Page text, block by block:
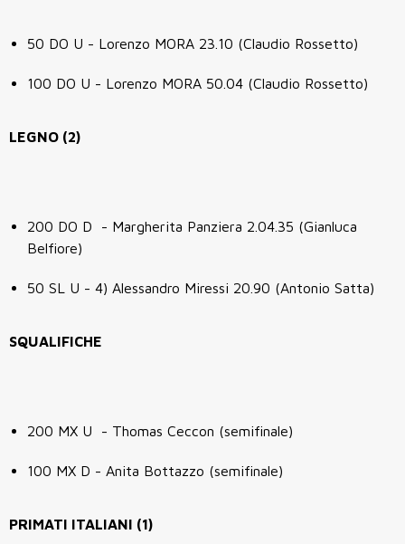
50 DO U - Lorenzo MORA 23.10 (Claudio Rossetto)
100 DO U - Lorenzo MORA 50.04 (Claudio Rossetto)
LEGNO (2)
200 DO D - Margherita Panziera 2.04.35 (Gianluca
Belfiore)
50 SL U - 4) Alessandro Miressi 20.90 (Antonio Satta)
SQUALIFICHE
200 MX U - Thomas Ceccon (semifinale)
100 MX D - Anita Bottazzo (semifinale)
PRIMATI ITALIANI (1)